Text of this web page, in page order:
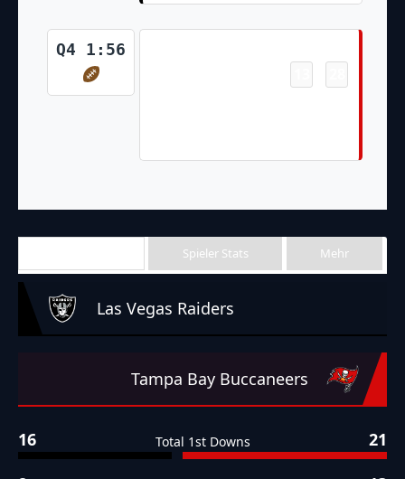
Q4 1:56
Spieler Stats Mehr
Las Vegas Raiders
Tampa Bay Buccaneers
16 Total 1st Downs 21